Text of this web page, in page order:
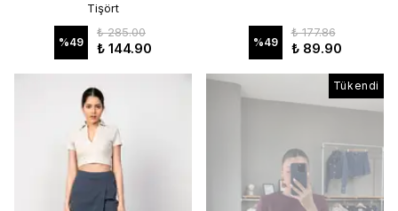
Tişört
%49
₺ 285.00
₺ 144.90 %49
₺ 177.86
₺ 89.90
Tükendi